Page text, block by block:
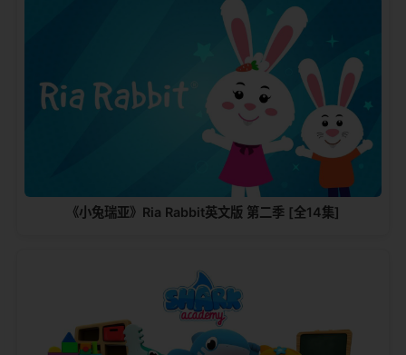
《小兔瑞亚》Ria Rabbit英文版 第二季 [全14集]